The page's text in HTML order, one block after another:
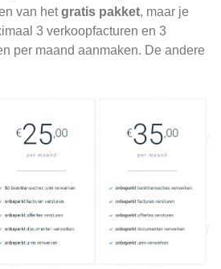
van hetgratis pakket, maar je
3 verkoopfacturen en 3
per maand aanmaken. De andere